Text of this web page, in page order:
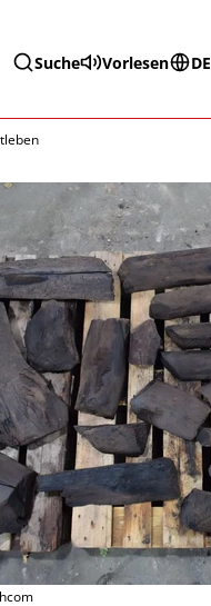
Suche Vorlesen
DE